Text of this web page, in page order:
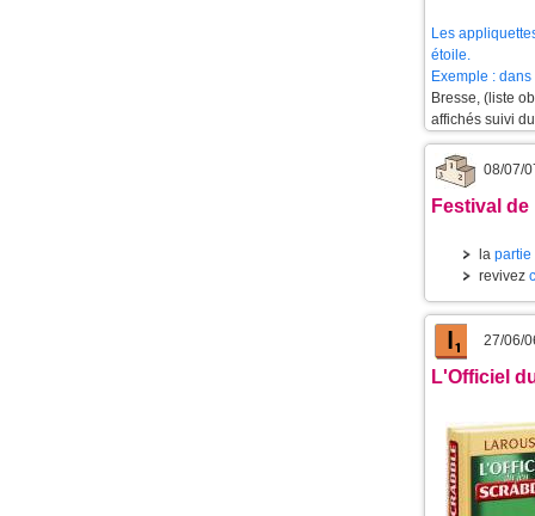
Les
étoile.
Exemple :
Bresse, (liste
affichés suivi
08/07/
Festival de
la partie
revivez
27/06/
L'Officiel